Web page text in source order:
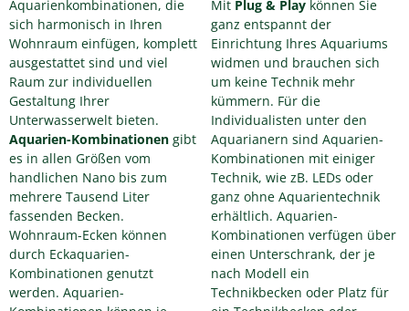
Aquarienkombinationen, die
sich harmonisch in Ihren
Wohnraum einfügen, komplett
ausgestattet sind und viel
Raum zur individuellen
Gestaltung Ihrer
Unterwasserwelt bieten.
Aquarien-Kombinationen gibt
es in allen Größen vom
handlichen Nano bis zum
mehrere Tausend Liter
fassenden Becken.
Wohnraum-Ecken können
durch Eckaquarien-
Kombinationen genutzt
werden. Aquarien-
Mit Plug & Play können Sie
ganz entspannt der
Einrichtung Ihres Aquariums
widmen und brauchen sich
um keine Technik mehr
kümmern. Für die
Individualisten unter den
Aquarianern sind Aquarien-
Kombinationen mit einiger
Technik, wie zB. LEDs oder
ganz ohne Aquarientechnik
erhältlich. Aquarien-
Kombinationen verfügen über
einen Unterschrank, der je
nach Modell ein
Technikbecken oder Platz für